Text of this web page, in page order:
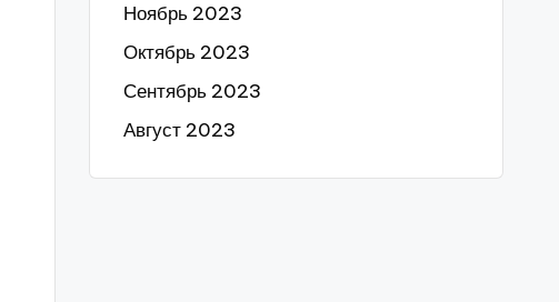
Ноябрь 2023
Октябрь 2023
Сентябрь 2023
Август 2023